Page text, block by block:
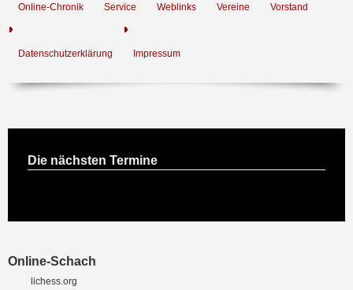
Online-Chronik Service Weblinks Vereine Vorstand
Datenschutzerklärung Impressum
Die nächsten Termine
Online-Schach
lichess.org